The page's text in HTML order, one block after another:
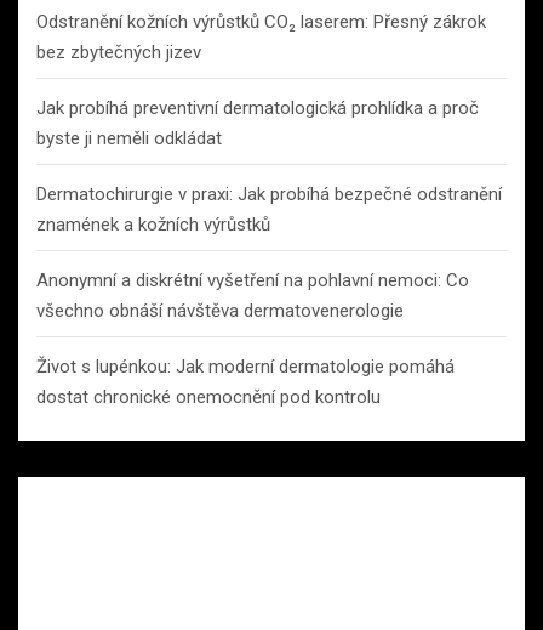
Odstranění kožních výrůstků CO₂ laserem: Přesný zákrok
bez zbytečných jizev
Jak probíhá preventivní dermatologická prohlídka a proč
byste ji neměli odkládat
Dermatochirurgie v praxi: Jak probíhá bezpečné odstranění
znamének a kožních výrůstků
Anonymní a diskrétní vyšetření na pohlavní nemoci: Co
všechno obnáší návštěva dermatovenerologie
Život s lupénkou: Jak moderní dermatologie pomáhá
dostat chronické onemocnění pod kontrolu